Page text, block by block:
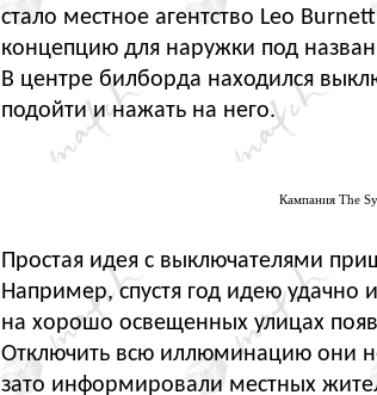
стало местное агентство Leo
концепцию для наружки под
В центре билборда находился
подойти и нажать на него.
Кампания The
Простая идея с выключателями
Например, спустя год идею
на хорошо освещенных улицах
Отключить всю иллюминацию они
зато информировали местных